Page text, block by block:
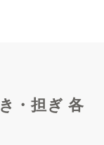
・担ぎ 各